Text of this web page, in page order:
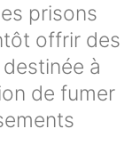
prisons
offrir des
à
de fumer